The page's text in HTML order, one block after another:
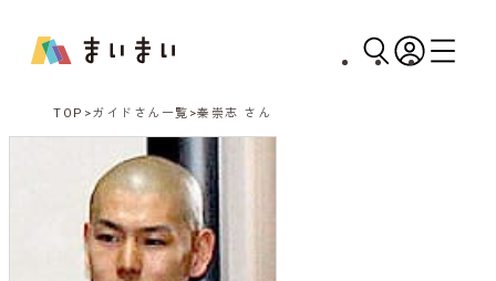
TOP ガイドさん一覧 秦崇志 さん